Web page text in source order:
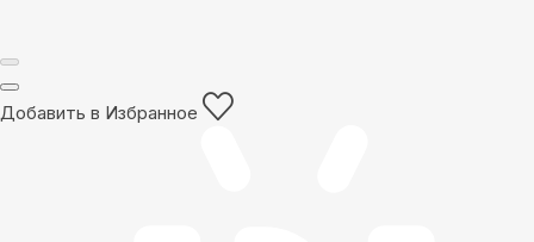
Добавить в Избранное